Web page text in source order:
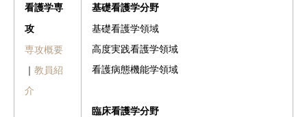
看護学専
攻
専攻概要
｜ 教員紹
介
基礎看護学分野
基礎看護学領域
高度実践看護学領域
看護病態機能学領域
臨床看護学分野